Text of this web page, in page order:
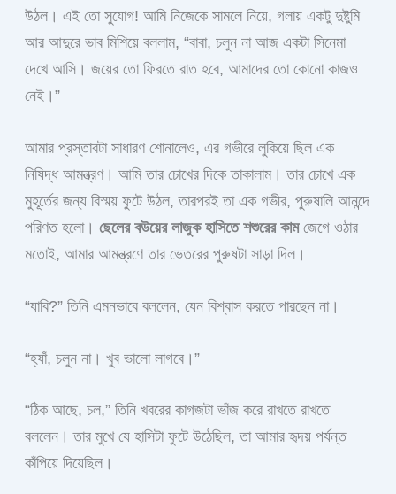
উঠল। এই তো সুযোগ! আমি নিজেকে সামলে নিয়ে, গলায় একটু দুষ্টুমি
আর আদুরে ভাব মিশিয়ে বললাম, “বাবা, চলুন না আজ একটা সিনেমা
দেখে আসি। জয়ের তো ফিরতে রাত হবে, আমাদের তো কোনো কাজও
নেই।”
আমার প্রস্তাবটা সাধারণ শোনালেও, এর গভীরে লুকিয়ে ছিল এক
নিষিদ্ধ আমন্ত্রণ। আমি তার চোখের দিকে তাকালাম। তার চোখে এক
মুহূর্তের জন্য বিস্ময় ফুটে উঠল, তারপরই তা এক গভীর, পুরুষালি আনন্দে
পরিণত হলো। ছেলের বউয়ের লাজুক হাসিতে শশুরের কামজেগে ওঠার
মতোই, আমার আমন্ত্রণে তার ভেতরের পুরুষটা সাড়া দিল।
“যাবি?” তিনি এমনভাবে বললেন, যেন বিশ্বাস করতে পারছেন না।
“হ্যাঁ, চলুন না। খুব ভালো লাগবে।”
“ঠিক আছে, চল,” তিনি খবরের কাগজটা ভাঁজ করে রাখতে রাখতে
বললেন। তার মুখে যে হাসিটা ফুটে উঠেছিল, তা আমার হৃদয় পর্যন্ত
কাঁপিয়ে দিয়েছিল।